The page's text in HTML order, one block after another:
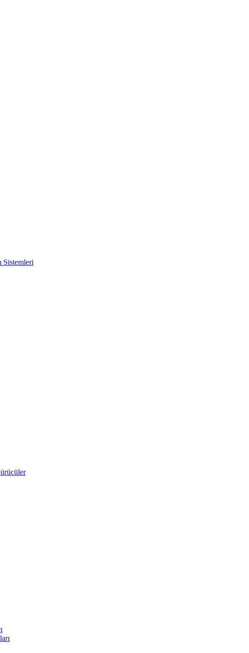
Sistemleri